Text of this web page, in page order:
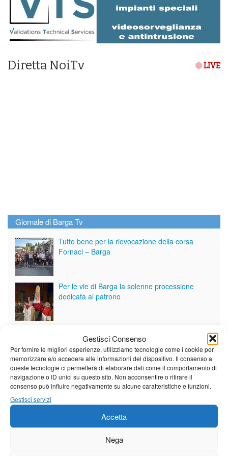
Gestisci Consenso
Per fornire le migliori esperienze, utilizziamo tecnologie come i cookie per
memorizzare e/o accedere alle informazioni del dispositivo. Il consenso a
queste tecnologie ci permetterà di elaborare dati come il comportamento di
navigazione o ID unici su questo sito. Non acconsentire o ritirare il
consenso può influire negativamente su alcune caratteristiche e funzioni.
Gestisci servizi
Accetta
Nega
Diretta NoiTv LIVE
Giornale di Barga Tv
Tutto bene per la rievocazione della corsa
Fornaci – Barga
Per le vie di Barga la solenne processione
dedicata al patrono
Vedi tutti i servizi